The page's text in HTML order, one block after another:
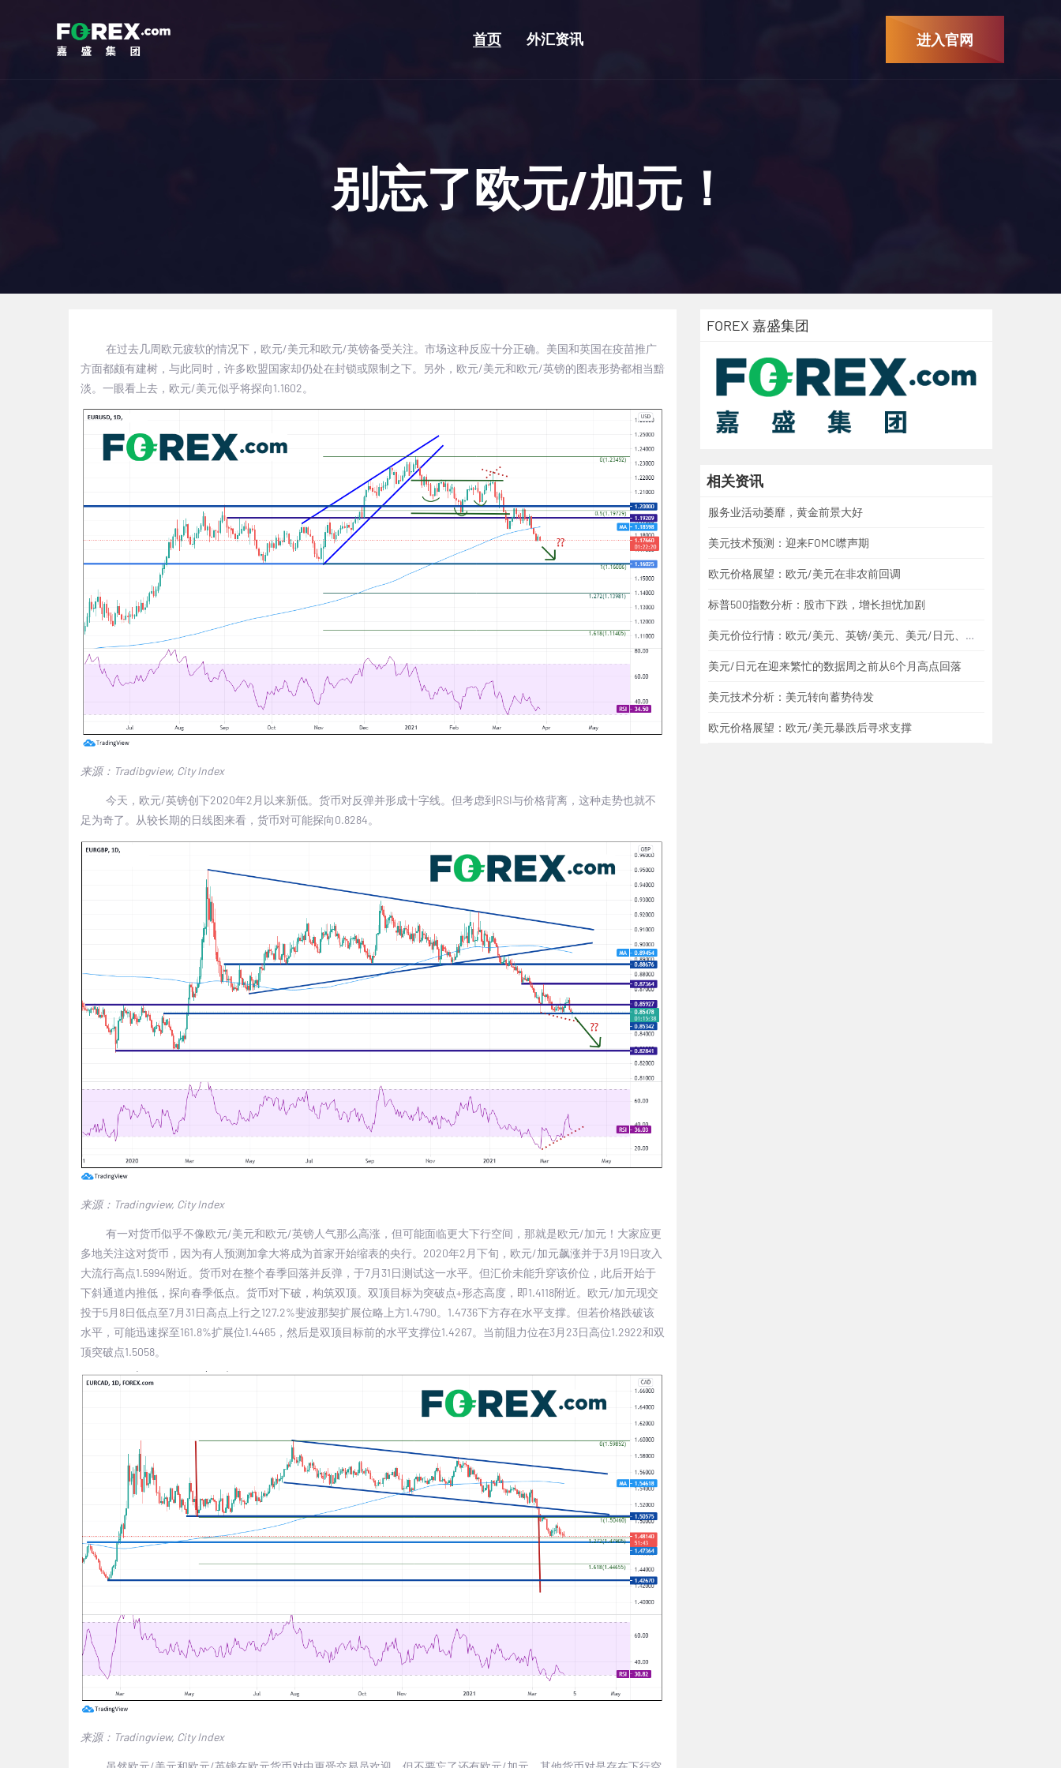
首页 外汇资讯 进入官网
别忘了欧元/加元！
在过去几周欧元疲软的情况下，欧元/美元和欧元/英镑备受关注。市场这种反应十分正确。美国和英国在疫苗推广
方面都颇有建树，与此同时，许多欧盟国家却仍处在封锁或限制之下。另外，欧元/美元和欧元/英镑的图表形势都相当黯
淡。一眼看上去，欧元/美元似乎将探向1.1602。
来源：Tradibgview, City Index
今天，欧元/英镑创下2020年2月以来新低。货币对反弹并形成十字线。但考虑到RSI与价格背离，这种走势也就不
足为奇了。从较长期的日线图来看，货币对可能探向0.8284。
来源：Tradingview, City Index
有一对货币似乎不像欧元/美元和欧元/英镑人气那么高涨，但可能面临更大下行空间，那就是欧元/加元！大家应更
多地关注这对货币，因为有人预测加拿大将成为首家开始缩表的央行。2020年2月下旬，欧元/加元飙涨并于3月19日攻入
大流行高点1.5994附近。货币对在整个春季回落并反弹，于7月31日测试这一水平。但汇价未能升穿该价位，此后开始于
下斜通道内推低，探向春季低点。货币对下破，构筑双顶。双顶目标为突破点+形态高度，即1.4118附近。欧元/加元现交
投于5月8日低点至7月31日高点上行之127.2%斐波那契扩展位略上方1.4790。1.4736下方存在水平支撑。但若价格跌破该
水平，可能迅速探至161.8%扩展位1.4465，然后是双顶目标前的水平支撑位1.4267。当前阻力位在3月23日高位1.2922和双
顶突破点1.5058。
来源：Tradingview, City Index
FOREX 嘉盛集团
相关资讯
服务业活动萎靡，黄金前景大好
美元技术预测：迎来FOMC噤声期
欧元价格展望：欧元/美元在非农前回调
标普500指数分析：股市下跌，增长担忧加剧
美元价位行情：欧元/美元、英镑/美元、美元/日元、美元/加元、黄金
美元/日元在迎来繁忙的数据周之前从6个月高点回落
美元技术分析：美元转向蓄势待发
欧元价格展望：欧元/美元暴跌后寻求支撑